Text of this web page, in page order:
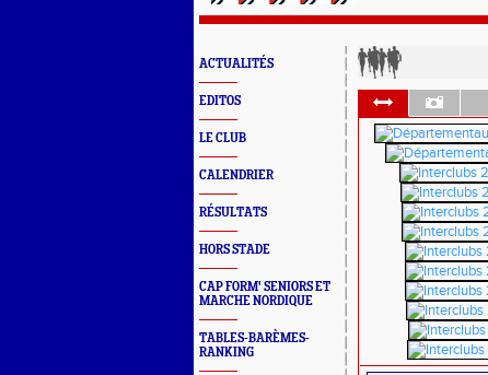
ACTUALITÉS
EDITOS
LE CLUB
CALENDRIER
RÉSULTATS
HORS STADE
CAP FORM' SENIORS ET
MARCHE NORDIQUE
TABLES-BARÈMES-
RANKING